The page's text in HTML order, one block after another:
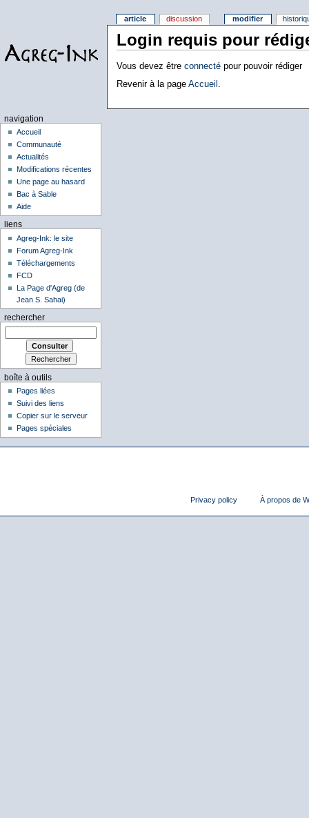
Login requis pour
Vous devez être connectépour pouvoir rédiger
Revenir à la page Accueil
article discussion modifier
navigation
Accueil
Communauté
Actualités
Modifications récentes
Une page au hasard
Bac à Sable
Aide
liens
Agreg-Ink: le site
Forum Agreg-Ink
Téléchargements
FCD
La Page d'Agreg (de
Jean S. Sahai)
rechercher
boîte à outils
Pages liées
Suivi des liens
Copier sur le serveur
Pages spéciales
Privacy policy À propos de